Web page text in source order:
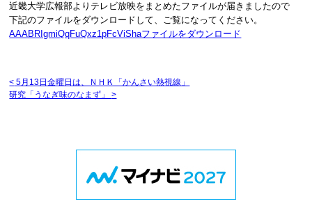
近畿大学広報部よりテレビ放映をまとめたファイルが届きましたので
下記のファイルをダウンロードして、ご覧になってください。
AAABRIgmiQqFuQxz1pFcViShaファイルをダウンロード
< 5月13日金曜日は、ＮＨＫ「かんさい熱視線」
研究「うなぎ味のなまず」>